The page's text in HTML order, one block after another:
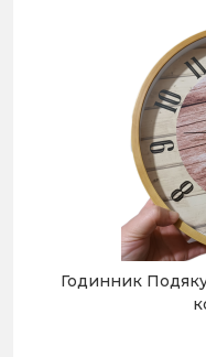
Годинник